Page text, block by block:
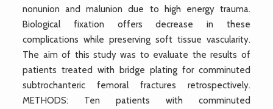
nonunion and malunion due to high energy trauma.
Biological fixation offers decrease in these
complications while preserving soft tissue vascularity.
The aim of this study was to evaluate the results of
patients treated with bridge plating for comminuted
subtrochanteric femoral fractures retrospectively.
METHODS: Ten patients with comminuted